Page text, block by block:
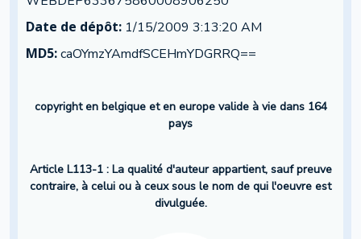
Date de dépôt: 1/15/2009 3:13:20 AM
MD5:caOYmzYAmdfSCEHmYDGRRQ==
copyright en belgique et en europe valide à vie dans 164
pays
Article L113-1 : La qualité d'auteur appartient, sauf preuve
contraire, à celui ou à ceux sous le nom de qui l'oeuvre est
divulguée.